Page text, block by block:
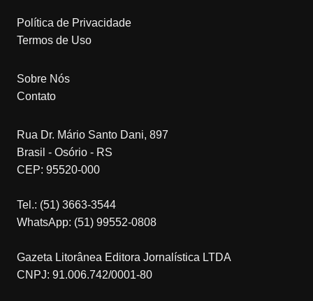
Política de Privacidade
Termos de Uso
Sobre Nós
Contato
Rua Dr. Mário Santo Dani, 897
Brasil - Osório - RS
CEP: 95520-000
Tel.: (51) 3663-3544
WhatsApp: (51) 99552-0808
Gazeta Litorânea Editora Jornalística LTDA
CNPJ: 91.006.742/0001-80